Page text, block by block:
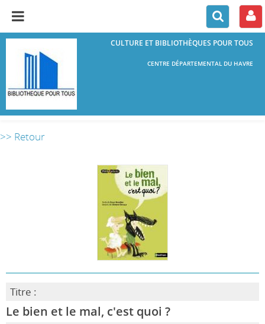
CULTURE ET BIBLIOTHÈQUES POUR TOUS
CENTRE DÉPARTEMENTAL DU HAVRE
>> Retour
Titre :
Le bien et le mal, c'est quoi ?